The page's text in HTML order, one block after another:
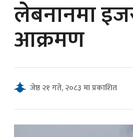
समाचार
लेबनानमा
आक्रमण
जेष्ठ २१ गते, २०८३ मा प्रकाशित